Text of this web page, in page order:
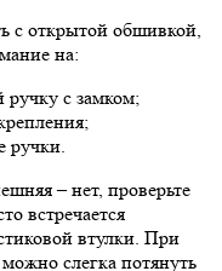
с открытой обшивкой,
на:
ручку с замком;
ручки.
– нет, проверьте
встречается
втулки. При
слегка потянуть